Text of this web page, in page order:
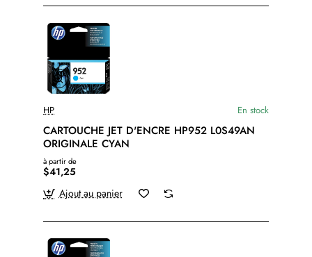
HP En stock
CARTOUCHE JET D'ENCRE HP952 L0S49AN
ORIGINALE CYAN
à partir de
$41,25
Ajout au panier